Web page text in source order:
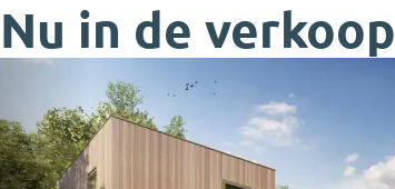
Nu in de verkoop